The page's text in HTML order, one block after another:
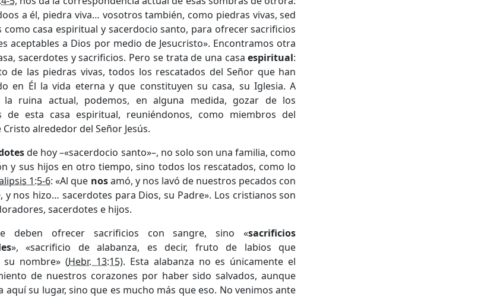
a él, piedra viva… vosotros también, como piedras vivas, sed
como casa espiritual y sacerdocio santo, para ofrecer sacrificios
aceptables a Dios por medio de Jesucristo». Encontramos otra
sacerdotes y sacrificios. Pero se trata de una casaespiritual:
de las piedras vivas, todos los rescatados del Señor que han
en Él la vida eterna y que constituyen su casa, su Iglesia. A
la ruina actual, podemos, en alguna medida, gozar de los
de esta casa espiritual, reuniéndonos, como miembros del
alrededor del Señor Jesús.
de hoy –«sacerdocio santo»–, no solo son una familia, como
y sus hijos en otro tiempo, sino todos los rescatados, como lo
1:5-6: «Al que nosamó, y nos lavó de nuestros pecados con
y nos hizo… sacerdotes para Dios, su Padre». Los cristianos son
sacerdotes e hijos.
deben ofrecer sacrificios con sangre, sino «sacrificios
», «sacrificio de alabanza, es decir, fruto de labios que
su nombre» (Hebr. 13:15). Esta alabanza no es únicamente el
de nuestros corazones por haber sido salvados, aunque
aquí su lugar, sino que es mucho más que eso. No venimos ante